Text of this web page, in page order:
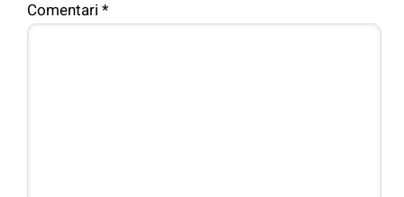
Comentari *